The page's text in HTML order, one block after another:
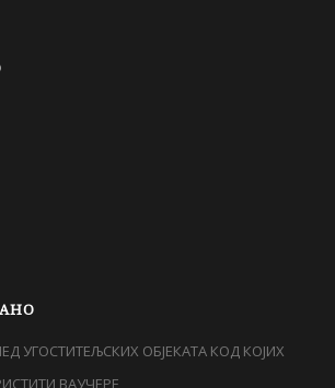
УГОСТИТЕЉСКИХ ОБЈЕКАТА КОД КОЈИХ
ВАУЧЕРЕ